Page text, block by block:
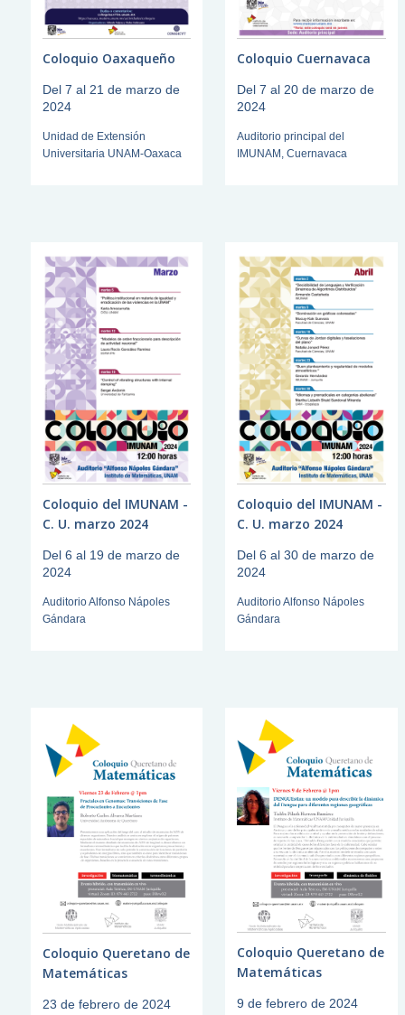
Coloquio Oaxaqueño
Del 7 al 21 de marzo de
2024
Unidad de Extensión
Universitaria UNAM-Oaxaca
Coloquio Cuernavaca
Del 7 al 20 de marzo de
2024
Auditorio principal del
IMUNAM, Cuernavaca
Coloquio del IMUNAM -
C. U. marzo 2024
Del 6 al 19 de marzo de
2024
Auditorio Alfonso Nápoles
Gándara
Coloquio del IMUNAM -
C. U. marzo 2024
Del 6 al 30 de marzo de
2024
Auditorio Alfonso Nápoles
Gándara
Coloquio Queretano de
Matemáticas
23 de febrero de 2024
Coloquio Queretano de
Matemáticas
9 de febrero de 2024